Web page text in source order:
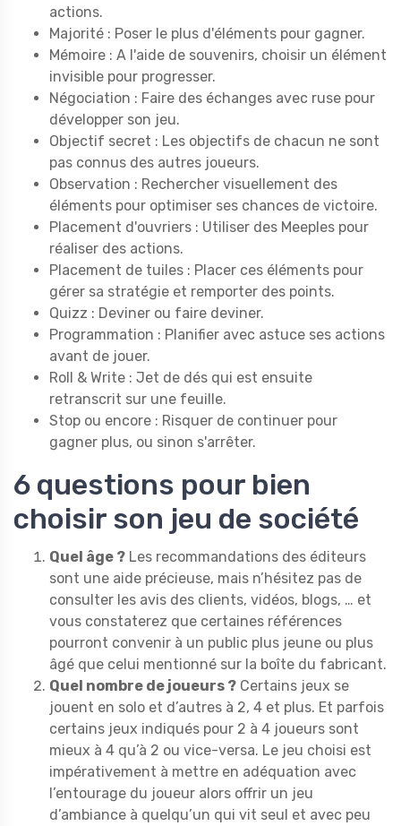
actions.
Majorité : Poser le plus d'éléments pour gagner.
Mémoire : A l'aide de souvenirs, choisir un élément
invisible pour progresser.
Négociation : Faire des échanges avec ruse pour
développer son jeu.
Objectif secret : Les objectifs de chacun ne sont
pas connus des autres joueurs.
Observation : Rechercher visuellement des
éléments pour optimiser ses chances de victoire.
Placement d'ouvriers : Utiliser des Meeples pour
réaliser des actions.
Placement de tuiles : Placer ces éléments pour
gérer sa stratégie et remporter des points.
Quizz : Deviner ou faire deviner.
Programmation : Planifier avec astuce ses actions
avant de jouer.
Roll & Write : Jet de dés qui est ensuite
retranscrit sur une feuille.
Stop ou encore : Risquer de continuer pour
gagner plus, ou sinon s'arrêter.
6 questions pour bien
choisir son jeu de société
Quel âge ? Les recommandations des éditeurs
sont une aide précieuse, mais n’hésitez pas de
consulter les avis des clients, vidéos, blogs, … et
vous constaterez que certaines références
pourront convenir à un public plus jeune ou plus
âgé que celui mentionné sur la boîte du fabricant.
Quel nombre de joueurs ? Certains jeux se
jouent en solo et d’autres à 2, 4 et plus. Et parfois
certains jeux indiqués pour 2 à 4 joueurs sont
mieux à 4 qu’à 2 ou vice-versa. Le jeu choisi est
impérativement à mettre en adéquation avec
l’entourage du joueur alors offrir un jeu
d’ambiance à quelqu’un qui vit seul et avec peu